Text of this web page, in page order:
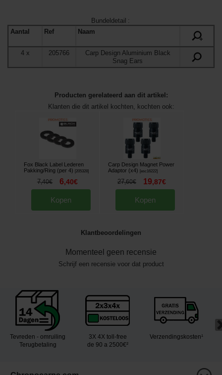
Bundeldetail :
Aantal
Ref
Naam
+
4x 205766
Carp Design Aluminium Black
Snag Ears
Producten gerelateerd aan dit artikel:
Klanten die dit artikel kochten, kochten ook:
Fox Black Label Lederen
Pakking/Ring (per 4)
[205328]
7,40€ 6,40€
Kopen
Carp Design Magnet Power
Adaptor (x4)
[esc16222]
27,60€ 19,87€
Kopen
Klantbeoordelingen
Momenteel geen recensie
Schrijf een recensie voor dat product
Tevreden - omruiling
Terugbetaling
3X 4X toll-free
de 90 a 2500€²
Verzendingskosten¹